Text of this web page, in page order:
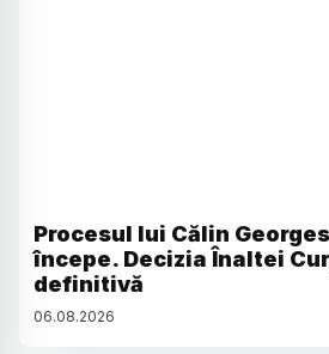
Procesul lui Călin
începe. Decizia Înaltei
definitivă
06.08.2026